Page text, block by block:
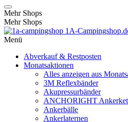
Mehr Shops
Mehr Shops
1A-
Menü
Abverkauf & Restposten
Monatsaktionen
Alles anzeigen aus
3M Reflexbänder
Akupressurbänder
ANCHORIGHT
Ankerbälle
Ankerlaternen